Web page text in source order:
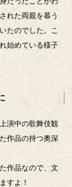
れた両親を慕う
たのでした。こ
始めている様子
演中の歌舞伎観
作品の持つ奥深
作品なので、文
すよ！